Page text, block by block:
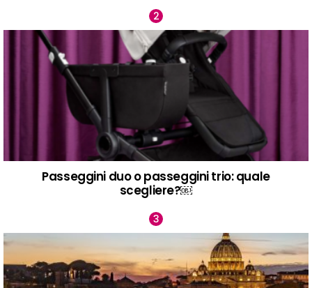
Passeggini duo o passeggini trio: quale
scegliere?￼